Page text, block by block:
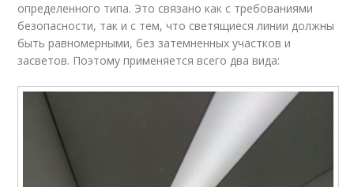
определенного типа. Это связано как с требованиями
безопасности, так и с тем, что светящиеся линии должны
быть равномерными, без затемненных участков и
засветов. Поэтому применяется всего два вида: